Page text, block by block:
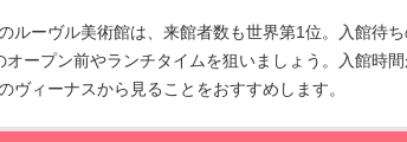
ルーヴル美術館は、来館者数も世界第1位。入館待
ープン前やランチタイムを狙いましょう。入館時間
ヴィーナスから見ることをおすすめします。